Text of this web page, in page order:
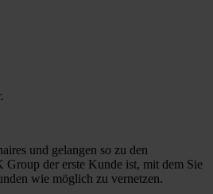
und gelangen so zu den
Group der erste Kunde ist, mit dem Sie
wie möglich zu vernetzen.